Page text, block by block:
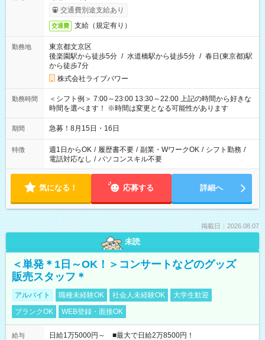
交通費別途支給あり
交通費 支給（規定有り）
勤務地
東京都文京区
後楽園駅から徒歩5分 / 水道橋駅から徒歩5分 / 春日(東京都)駅
から徒歩7分
株式会社ライブパワー
勤務時間
＜シフト例＞ 7:00～23:00 13:30～22:00 上記の時間から好きな
時間を選べます！ ※時間は変更となる可能性があります
期間 急募！8月15日・16日
特徴 週1日からOK / 履歴書不要 / 副業・WワークOK / シフト勤務 /
電話対応なし / パソコンスキル不要
気になる！ 応募する 詳細へ
掲載日：2026.08.07
未読
＜単発＊1日～OK！＞コンサートなどのグッズ
販売スタッフ＊
アルバイト 職種未経験OK 社会人未経験OK
大学生歓迎
ブランクOK
WEB登録・面接OK
給与 日給1万5000円～ ■最大で日給2万8500円！